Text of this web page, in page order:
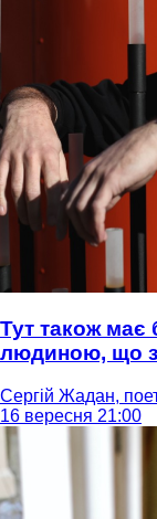
Тут також має
людиною, що
Сергій Жадан,
16 вересня 21:00